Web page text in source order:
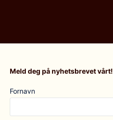
Meld deg på nyhetsbrevet vårt!
Fornavn